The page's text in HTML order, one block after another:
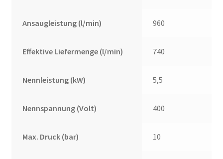
Ansaugleistung (l/min) 960
Effektive Liefermenge (l/min) 740
Nennleistung (kW) 5,5
Nennspannung (Volt) 400
Max. Druck (bar) 10